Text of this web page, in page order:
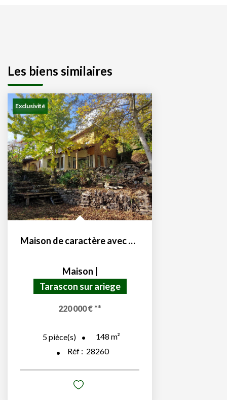
Les biens similaires
Exclusivité
Maison de caractère avec gîte et dépendance
Maison
Tarascon sur ariege
220 000 € **
5pièce(s) 148 m²
Réf : 28260